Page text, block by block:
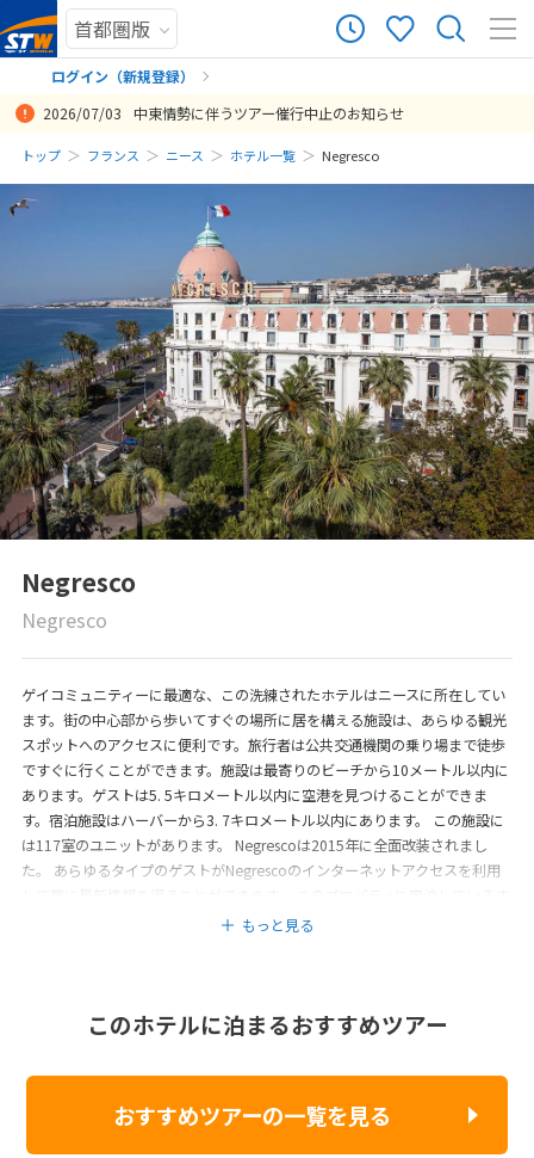
ログイン（新規登録）
まだ履歴がありません
まだ登録がありません
2026/07/03 中東情勢に伴うツアー催行中止のお知らせ
トップ フランス ニース ホテル一覧 Negresco
Negresco
Negresco
ゲイコミュニティーに最適な、この洗練されたホテルはニースに所在してい
ます。街の中心部から歩いてすぐの場所に居を構える施設は、あらゆる観光
スポットへのアクセスに便利です。旅行者は公共交通機関の乗り場まで徒歩
ですぐに行くことができます。施設は最寄りのビーチから10メートル以内に
あります。ゲストは5. 5キロメートル以内に空港を見つけることができま
す。宿泊施設はハーバーから3. 7キロメートル以内にあります。 この施設に
は117室のユニットがあります。 Negrescoは2015年に全面改装されまし
た。 あらゆるタイプのゲストがNegrescoのインターネットアクセスを利用
べてのゲストは24 時間対応のレセプションを利用でき、便利です。お子様用
Negrescoへ同伴できます。この施設は駐車場と車庫を備えています。この
利なビジネス施設やサービスを提供しています。 顧客は施設のレストランで
いるすべてのゲストの舌を満足させる最高の料理を満喫できます。このよう
なサービスには料金がかかる場合があります。
もっと見る
このホテルに泊まるおすすめツアー
おすすめツアーの一覧を見る